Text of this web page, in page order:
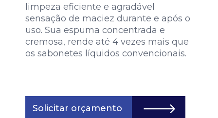
limpeza eficiente e agradável
sensação de maciez durante e após o
uso. Sua espuma concentrada e
cremosa, rende até 4 vezes mais que
os sabonetes líquidos convencionais.
Solicitar orçamento